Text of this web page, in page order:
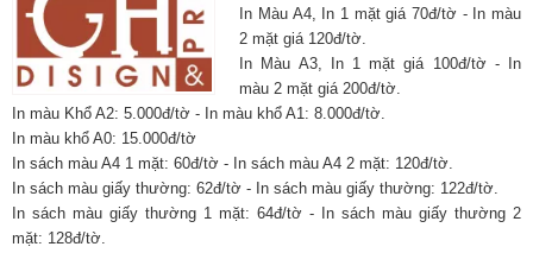
In Màu A4, In 1 mặt giá 70đ/tờ - In màu
2 mặt giá 120đ/tờ.
In Màu A3, In 1 mặt giá 100đ/tờ - In
màu 2 mặt giá 200đ/tờ.
In màu Khổ A2: 5.000đ/tờ - In màu khổ A1: 8.000đ/tờ.
In màu khổ A0: 15.000đ/tờ
In sách màu A4 1 mặt: 60đ/tờ - In sách màu A4 2 mặt: 120đ/tờ.
In sách màu giấy thường: 62đ/tờ - In sách màu giấy thường: 122đ/tờ.
In sách màu giấy thường 1 mặt: 64đ/tờ - In sách màu giấy thường 2
mặt: 128đ/tờ.